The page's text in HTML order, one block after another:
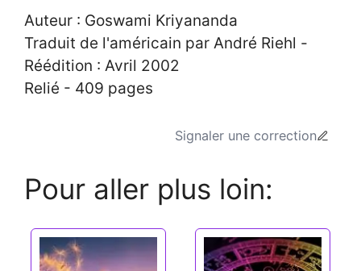
Auteur : Goswami Kriyananda
Traduit de l'américain par André Riehl -
Réédition : Avril 2002
Relié - 409 pages
Signaler une correction
Pour aller plus loin: